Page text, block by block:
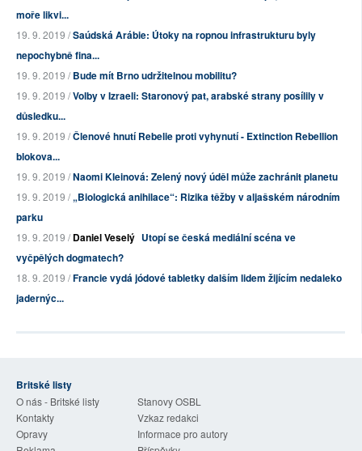
moře likvi...
19. 9. 2019 /Saúdská Arábie: Útoky na ropnou infrastrukturu byly
nepochybně fina...
19. 9. 2019 /Bude mít Brno udržitelnou mobilitu?
19. 9. 2019 /Volby v Izraeli: Staronový pat, arabské strany posílily v
důsledku...
19. 9. 2019 /Členové hnutí Rebelie proti vyhynutí - Extinction Rebellion
blokova...
19. 9. 2019 /Naomi Kleinová: Zelený nový úděl může zachránit planetu
19. 9. 2019 /„Biologická anihilace“: Rizika těžby v aljašském národním
parku
19. 9. 2019 /Daniel Veselý Utopí se česká mediální scéna ve
vyčpělých dogmatech?
18. 9. 2019 /Francie vydá jódové tabletky dalším lidem žijícím nedaleko
jadernýc...
Britské listy
O nás - Britské listy
Stanovy OSBL
Kontakty
Vzkaz redakci
Opravy
Informace pro autory